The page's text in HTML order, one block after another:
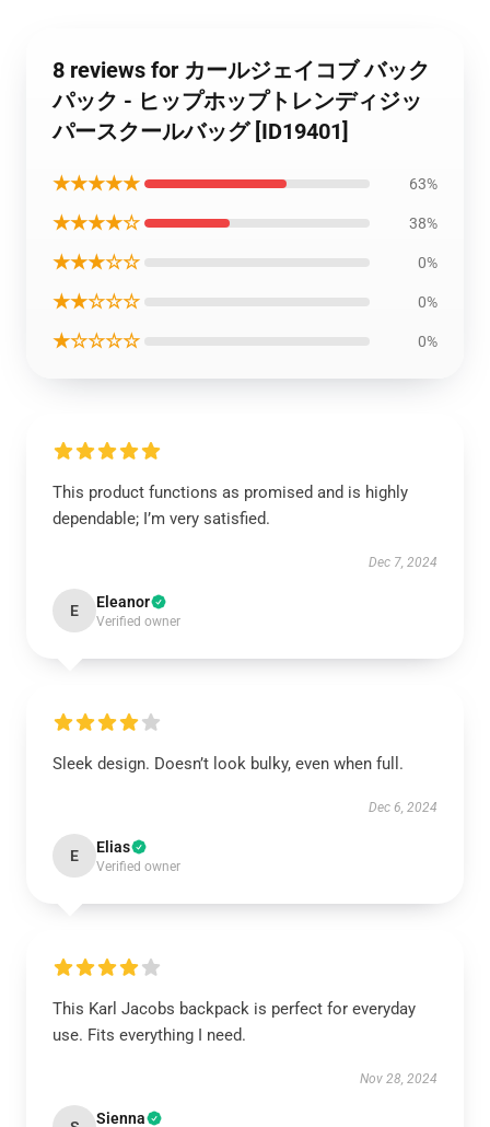
8 reviews for カールジェイコブ バック
パック - ヒップホップトレンディジッ
パースクールバッグ [ID19401]
★★★★★ 63%
★★★★☆ 38%
★★★☆☆ 0%
★★☆☆☆ 0%
★☆☆☆☆ 0%
This product functions as promised and is highly
dependable; I’m very satisfied.
Dec 7, 2024
E Eleanor
Verified owner
Sleek design. Doesn’t look bulky, even when full.
Dec 6, 2024
E Elias
Verified owner
This Karl Jacobs backpack is perfect for everyday
use. Fits everything I need.
Nov 28, 2024
Sienna